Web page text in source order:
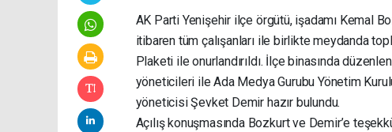
AK Parti Yenişehir ilçe örgütü, işadamı Kemal
itibaren tüm çalışanları ile birlikte meydanda
Plaketi ile onurlandırıldı. İlçe binasında
yöneticileri ile Ada Medya Gurubu Yönetim
yöneticisi Şevket Demir hazır bulundu.
Açılış konuşmasında Bozkurt ve Demir’e